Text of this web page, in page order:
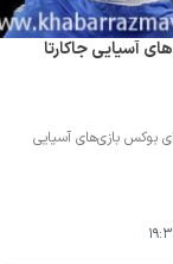
بوکس بازی‌های آسیایی